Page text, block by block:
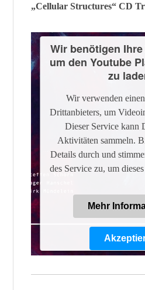
„Cellular Structures“ CD
Wir benötigen
um den Youtube
zu
Wir verwenden
Drittanbieters, um
Dieser Service kann
Aktivitäten sammeln.
Details durch und
des Service zu, um
Mehr
Management